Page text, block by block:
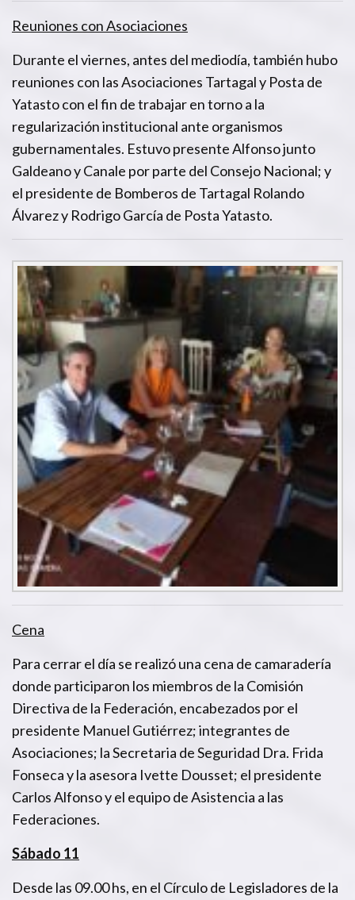
Reuniones con Asociaciones
Durante el viernes, antes del mediodía, también hubo
reuniones con las Asociaciones Tartagal y Posta de
Yatasto con el fin de trabajar en torno a la
regularización institucional ante organismos
gubernamentales. Estuvo presente Alfonso junto
Galdeano y Canale por parte del Consejo Nacional; y
el presidente de Bomberos de Tartagal Rolando
Álvarez y Rodrigo García de Posta Yatasto.
Cena
Para cerrar el día se realizó una cena de camaradería
donde participaron los miembros de la Comisión
Directiva de la Federación, encabezados por el
presidente Manuel Gutiérrez; integrantes de
Asociaciones; la Secretaria de Seguridad Dra. Frida
Fonseca y la asesora Ivette Dousset; el presidente
Carlos Alfonso y el equipo de Asistencia a las
Federaciones.
Sábado 11
Desde las 09.00 hs, en el Círculo de Legisladores de la